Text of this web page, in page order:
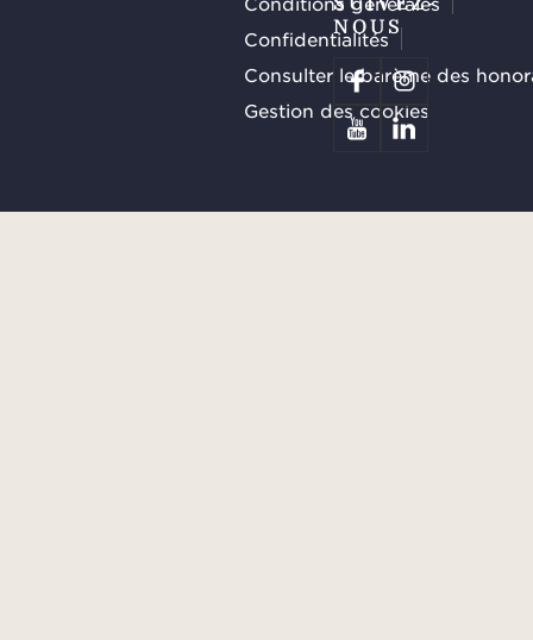
Confidentialités
Consulter le barème des
Gestion des cookies
NOUS